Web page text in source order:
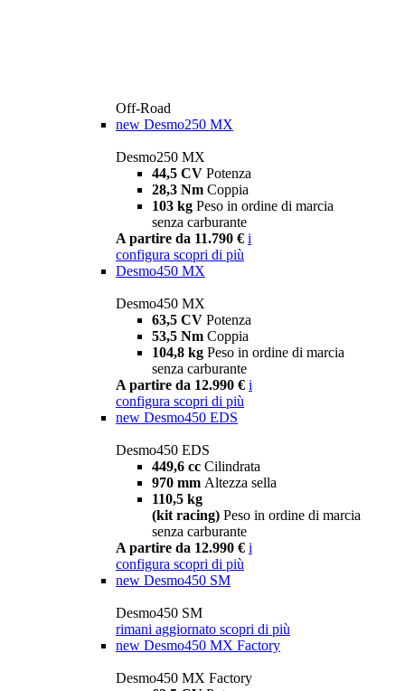
Off-Road
new Desmo250 MX
Desmo250 MX
44,5 CV Potenza
28,3 Nm Coppia
103 kg Peso in ordine di marcia
senza carburante
A partire da 11.790 € i
configura scopri di più
Desmo450 MX
Desmo450 MX
63,5 CV Potenza
53,5 Nm Coppia
104,8 kg Peso in ordine di marcia
senza carburante
A partire da 12.990 € i
configura scopri di più
new Desmo450 EDS
Desmo450 EDS
449,6 cc Cilindrata
970 mm Altezza sella
110,5 kg
(kit racing) Peso in ordine di marcia
senza carburante
A partire da 12.990 € i
configura scopri di più
new Desmo450 SM
Desmo450 SM
rimani aggiornato scopri di più
new Desmo450 MX Factory
Desmo450 MX Factory